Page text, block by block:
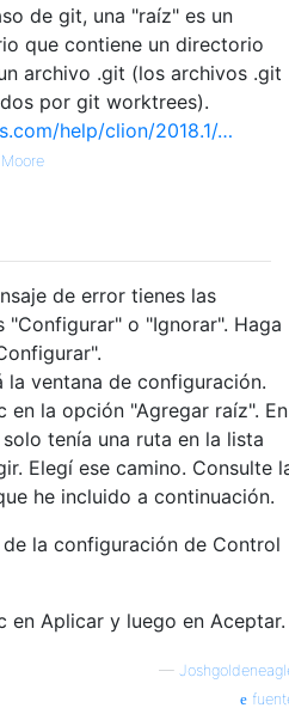
de git, una "raíz" es un
que contiene un directorio
archivo .git (los archivos .git
​​por git worktrees).
help/clion/2018.1/…
de error tienes las
"Configurar" o "Ignorar". Haga
la ventana de configuración.
en la opción "Agregar raíz". En
tenía una ruta en la lista
Elegí ese camino. Consulte
he incluido a continuación.
en Aplicar y luego en Aceptar.
—